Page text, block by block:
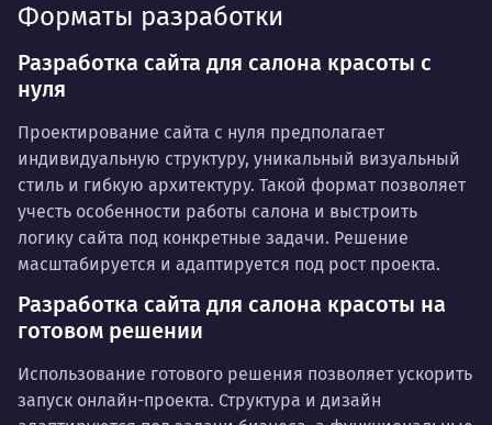
Форматы разработки
Разработка сайта для салона красоты с
нуля
Проектирование сайта с нуля предполагает
индивидуальную структуру, уникальный визуальный
стиль и гибкую архитектуру. Такой формат позволяет
учесть особенности работы салона и выстроить
логику сайта под конкретные задачи. Решение
масштабируется и адаптируется под рост проекта.
Разработка сайта для салона красоты на
готовом решении
Использование готового решения позволяет ускорить
запуск онлайн-проекта. Структура и дизайн